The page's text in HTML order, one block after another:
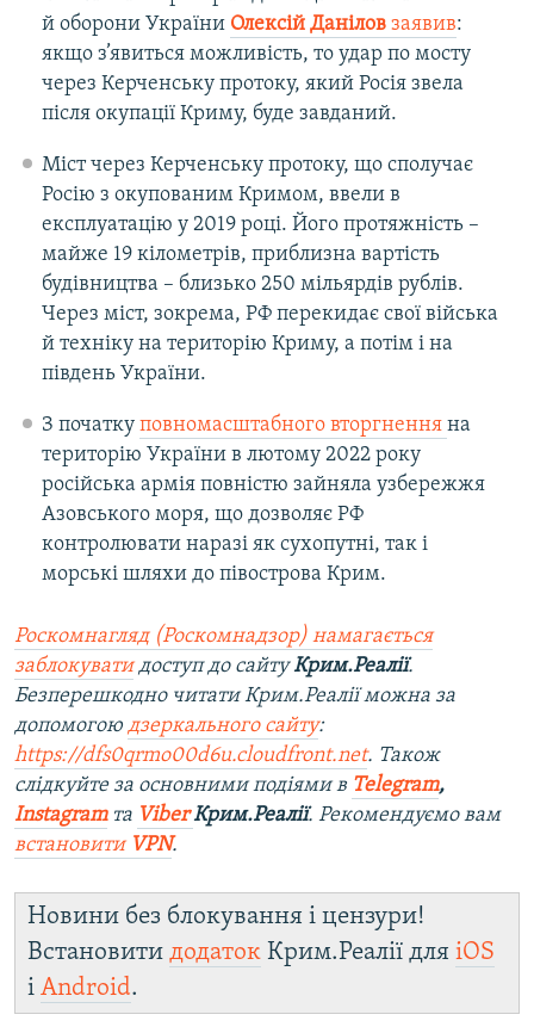
й оборони України Олексій Даніловзаявив:
якщо з’явиться можливість, то удар по мосту
через Керченську протоку, який Росія звела
після окупації Криму, буде завданий.
Міст через Керченську протоку, що сполучає
Росію з окупованим Кримом, ввели в
експлуатацію у 2019 році. Його протяжність –
майже 19 кілометрів, приблизна вартість
будівництва – близько 250 мільярдів рублів.
Через міст, зокрема, РФ перекидає свої війська
й техніку на територію Криму, а потім і на
південь України.
З початку повномасштабного вторгнення на
територію України в лютому 2022 року
російська армія повністю зайняла узбережжя
Азовського моря, що дозволяє РФ
контролювати наразі як сухопутні, так і
морські шляхи до півострова Крим.
Роскомнагляд (Роскомнадзор) намагається
заблокуватидоступ до сайтуКрим.Реалії.
Безперешкодно читати Крим.Реалії можна за
допомогою дзеркального сайту:
https://dfs0qrmo00d6u.cloudfront.net. Також
слідкуйте за основними подіями в Telegram,
Instagramта ViberКрим.Реалії. Рекомендуємо вам
встановити VPN.
Новини без блокування і цензури!
Встановити додаток Крим.Реалії для iOS
і Android.